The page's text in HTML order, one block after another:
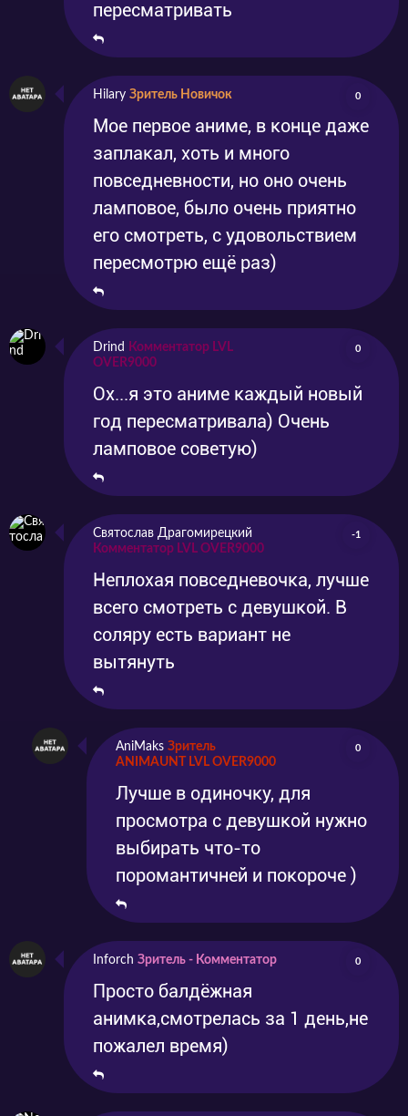
пересматривать
Hilary Зритель Новичок 0
Мое первое аниме, в конце даже
заплакал, хоть и много
повседневности, но оно очень
ламповое, было очень приятно
его смотреть, с удовольствием
пересмотрю ещё раз)
Drind
Комментатор LVL
OVER9000
0
Ох...я это аниме каждый новый
год пересматривала) Очень
ламповое советую)
Святослав Драгомирецкий
Комментатор LVL OVER9000
-1
Неплохая повседневочка, лучше
всего смотреть с девушкой. В
соляру есть вариант не
вытянуть
AniMaks Зритель
ANIMAUNT LVL OVER9000
0
Лучше в одиночку, для
просмотра с девушкой нужно
выбирать что-то
поромантичней и покороче )
Inforch Зритель - Комментатор 0
Просто балдёжная
анимка,смотрелась за 1 день,не
пожалел время)